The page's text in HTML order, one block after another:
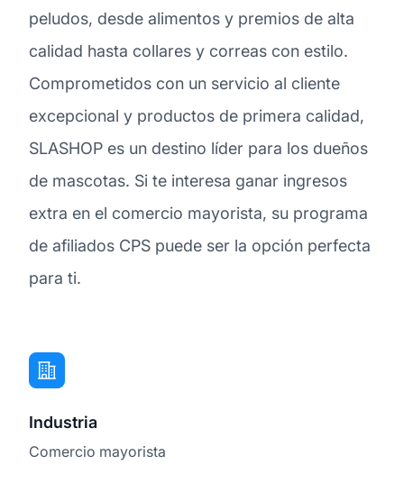
peludos, desde alimentos y premios de alta
calidad hasta collares y correas con estilo.
Comprometidos con un servicio al cliente
excepcional y productos de primera calidad,
SLASHOP es un destino líder para los dueños
de mascotas. Si te interesa ganar ingresos
extra en el comercio mayorista, su programa
de afiliados CPS puede ser la opción perfecta
para ti.
Industria
Comercio mayorista